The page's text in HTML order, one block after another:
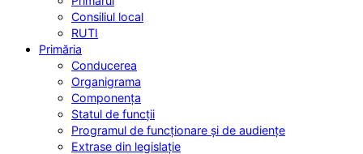
Consiliul local
RUTI
Primăria
Conducerea
Organigrama
Componența
Statul de funcții
Programul de funcționare și de audiențe
Extrase din legislație